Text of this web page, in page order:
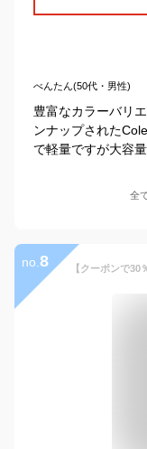
べんたん(50代・男性)
豊富なカラーバリ
ンナップされた
で軽量ですが大容
全
no. 8